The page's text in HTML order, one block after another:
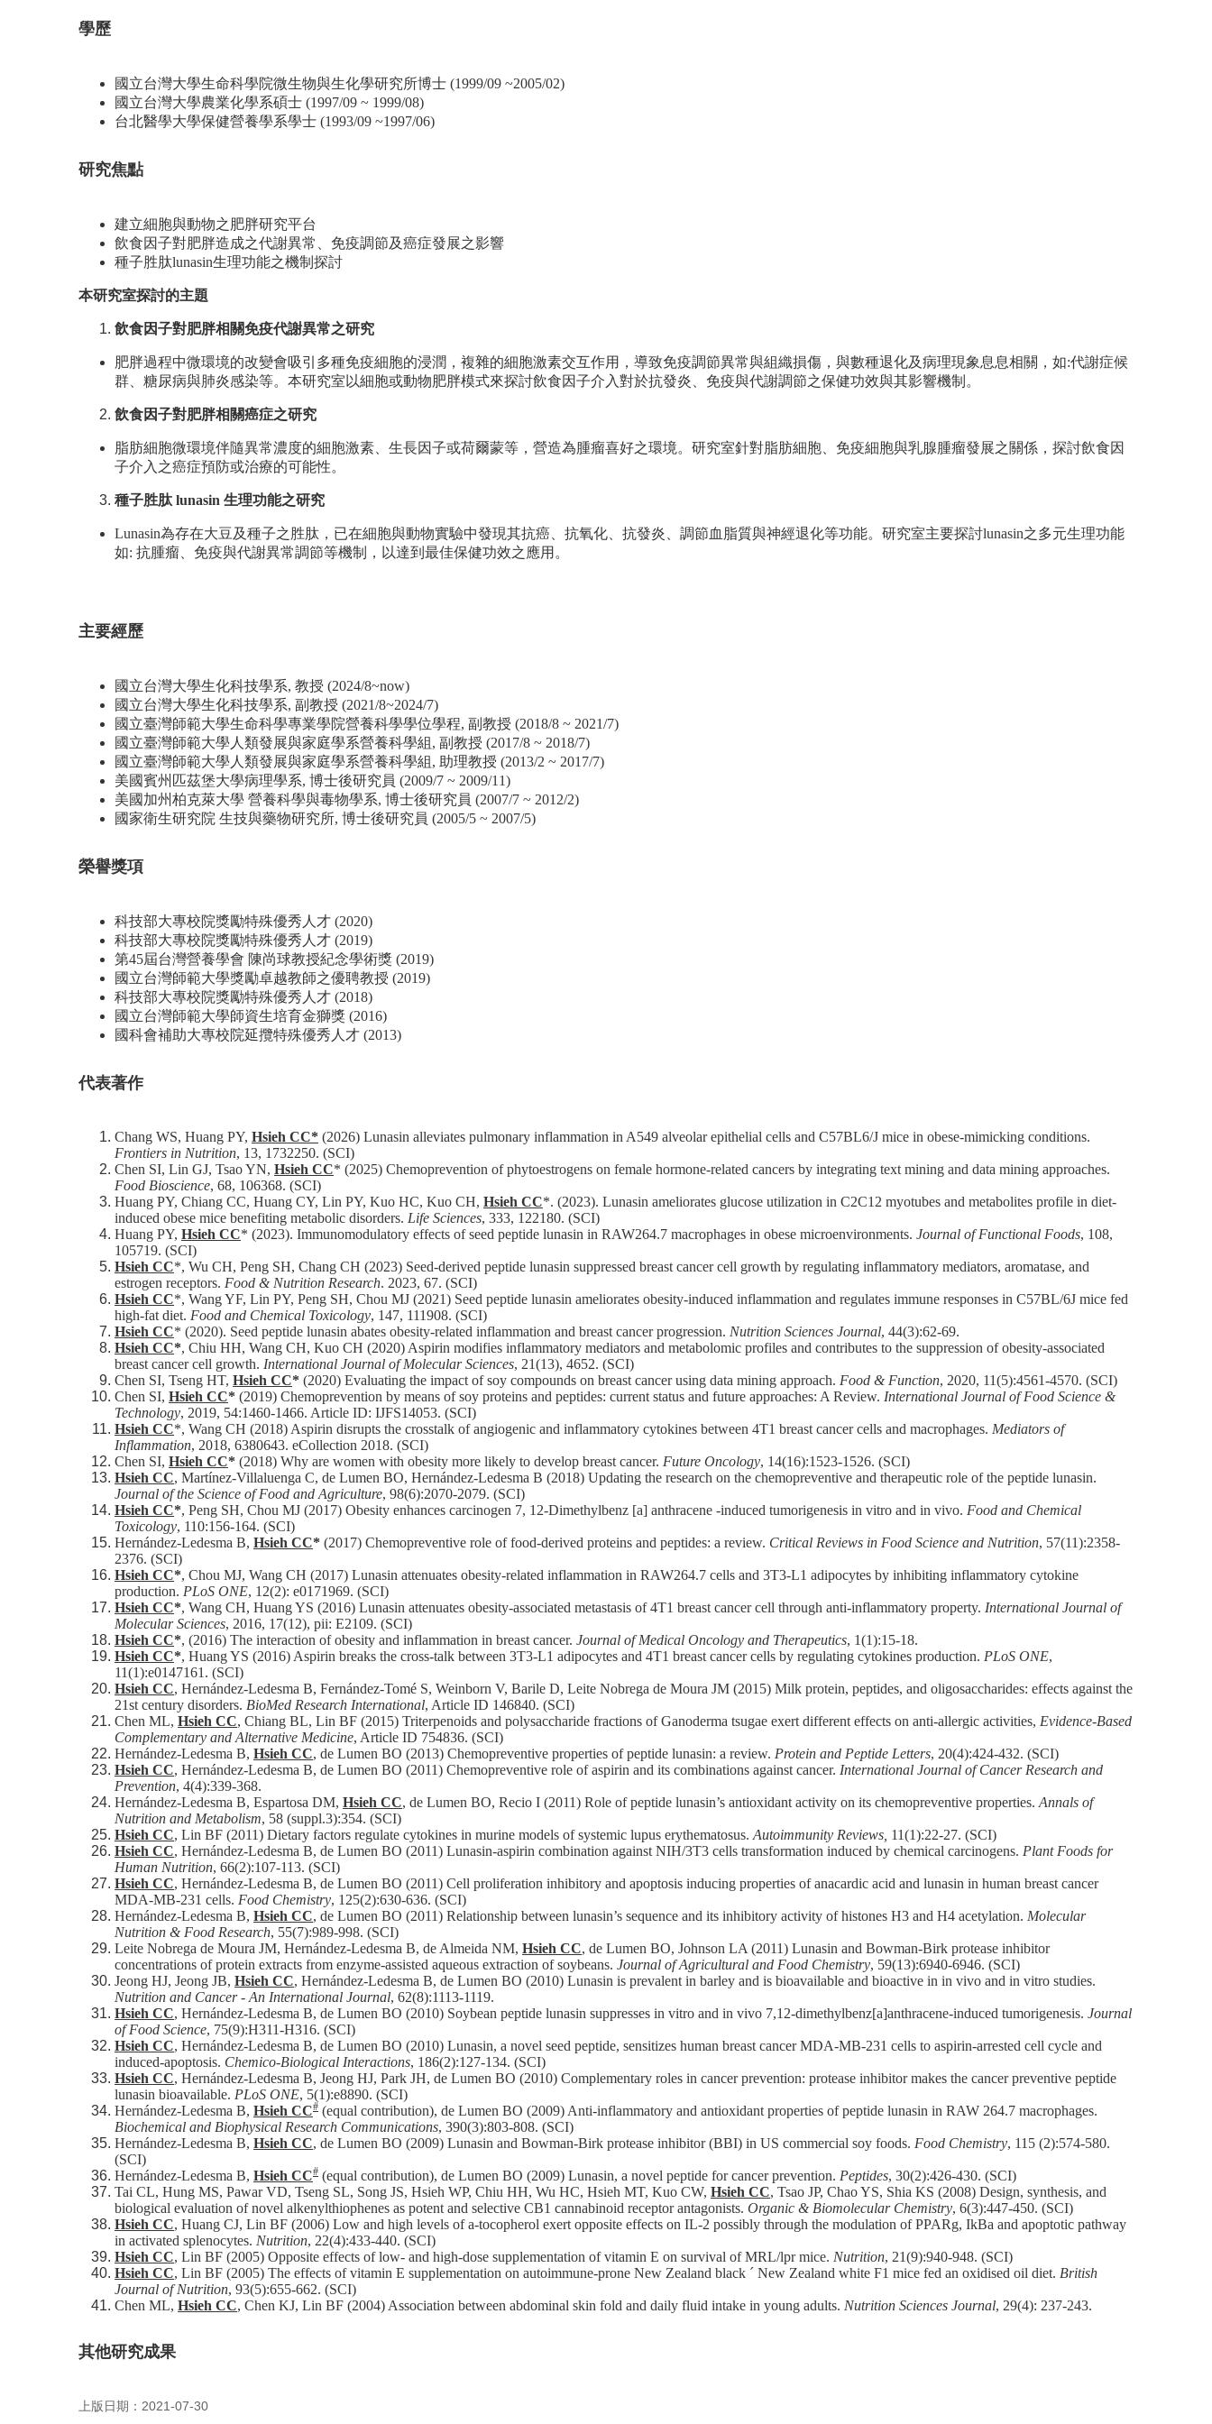
學歷
國立台灣大學生命科學院微生物與生化學研究所博士 (1999/09 ~2005/02)
國立台灣大學農業化學系碩士 (1997/09 ~ 1999/08)
台北醫學大學保健營養學系學士 (1993/09 ~1997/06)
研究焦點
建立細胞與動物之肥胖研究平台
飲食因子對肥胖造成之代謝異常、免疫調節及癌症發展之影響
種子胜肽lunasin生理功能之機制探討
本研究室探討的主題
飲食因子對肥胖相關免疫代謝異常之研究
肥胖過程中微環境的改變會吸引多種免疫細胞的浸潤，複雜的細胞激素交互作用，導致免疫調節異常與組織損傷，與數種退化及病理現象息息相關，如:代謝症候
群、糖尿病與肺炎感染等。本研究室以細胞或動物肥胖模式來探討飲食因子介入對於抗發炎、免疫與代謝調節之保健功效與其影響機制。
飲食因子對肥胖相關癌症之研究
脂肪細胞微環境伴隨異常濃度的細胞激素、生長因子或荷爾蒙等，營造為腫瘤喜好之環境。研究室針對脂肪細胞、免疫細胞與乳腺腫瘤發展之關係，探討飲食因
子介入之癌症預防或治療的可能性。
種子胜肽 lunasin 生理功能之研究
Lunasin為存在大豆及種子之胜肽，已在細胞與動物實驗中發現其抗癌、抗氧化、抗發炎、調節血脂質與神經退化等功能。研究室主要探討lunasin之多元生理功能
如: 抗腫瘤、免疫與代謝異常調節等機制，以達到最佳保健功效之應用。
主要經歷
國立台灣大學生化科技學系, 教授 (2024/8~now)
國立台灣大學生化科技學系, 副教授 (2021/8~2024/7)
國立臺灣師範大學生命科學專業學院營養科學學位學程, 副教授 (2018/8 ~ 2021/7)
國立臺灣師範大學人類發展與家庭學系營養科學組, 副教授 (2017/8 ~ 2018/7)
國立臺灣師範大學人類發展與家庭學系營養科學組, 助理教授 (2013/2 ~ 2017/7)
美國賓州匹茲堡大學病理學系, 博士後研究員 (2009/7 ~ 2009/11)
美國加州柏克萊大學 營養科學與毒物學系, 博士後研究員 (2007/7 ~ 2012/2)
國家衛生研究院 生技與藥物研究所, 博士後研究員 (2005/5 ~ 2007/5)
榮譽獎項
科技部大專校院獎勵特殊優秀人才 (2020)
科技部大專校院獎勵特殊優秀人才 (2019)
第45屆台灣營養學會 陳尚球教授紀念學術獎 (2019)
國立台灣師範大學獎勵卓越教師之優聘教授 (2019)
科技部大專校院獎勵特殊優秀人才 (2018)
國立台灣師範大學師資生培育金獅獎 (2016)
國科會補助大專校院延攬特殊優秀人才 (2013)
代表著作
Chang WS, Huang PY, Hsieh CC* (2026) Lunasin alleviates pulmonary inflammation in A549 alveolar epithelial cells and C57BL6/J mice in obese-mimicking conditions.
Frontiers in Nutrition, 13, 1732250. (SCI)
Chen SI, Lin GJ, Tsao YN, Hsieh CC* (2025) Chemoprevention of phytoestrogens on female hormone-related cancers by integrating text mining and data mining approaches.
Food Bioscience, 68, 106368. (SCI)
Huang PY, Chiang CC, Huang CY, Lin PY, Kuo HC, Kuo CH, Hsieh CC*. (2023). Lunasin ameliorates glucose utilization in C2C12 myotubes and metabolites profile in diet-
induced obese mice benefiting metabolic disorders. Life Sciences, 333, 122180. (SCI)
Huang PY, Hsieh CC* (2023). Immunomodulatory effects of seed peptide lunasin in RAW264.7 macrophages in obese microenvironments. Journal of Functional Foods, 108,
105719. (SCI)
Hsieh CC*, Wu CH, Peng SH, Chang CH (2023) Seed-derived peptide lunasin suppressed breast cancer cell growth by regulating inflammatory mediators, aromatase, and
estrogen receptors. Food & Nutrition Research. 2023, 67. (SCI)
Hsieh CC*, Wang YF, Lin PY, Peng SH, Chou MJ (2021) Seed peptide lunasin ameliorates obesity-induced inflammation and regulates immune responses in C57BL/6J mice fed
high-fat diet. Food and Chemical Toxicology, 147, 111908. (SCI)
Hsieh CC* (2020). Seed peptide lunasin abates obesity-related inflammation and breast cancer progression. Nutrition Sciences Journal, 44(3):62-69.
Hsieh CC*, Chiu HH, Wang CH, Kuo CH (2020) Aspirin modifies inflammatory mediators and metabolomic profiles and contributes to the suppression of obesity-associated
breast cancer cell growth. International Journal of Molecular Sciences, 21(13), 4652. (SCI)
Chen SI, Tseng HT, Hsieh CC* (2020) Evaluating the impact of soy compounds on breast cancer using data mining approach. Food & Function, 2020, 11(5):4561-4570. (SCI)
Chen SI, Hsieh CC* (2019) Chemoprevention by means of soy proteins and peptides: current status and future approaches: A Review. International Journal of Food Science &
Technology, 2019, 54:1460-1466. Article ID: IJFS14053. (SCI)
Hsieh CC*, Wang CH (2018) Aspirin disrupts the crosstalk of angiogenic and inflammatory cytokines between 4T1 breast cancer cells and macrophages. Mediators of
Inflammation, 2018, 6380643. eCollection 2018. (SCI)
Chen SI, Hsieh CC* (2018) Why are women with obesity more likely to develop breast cancer. Future Oncology, 14(16):1523-1526. (SCI)
Hsieh CC, Martínez-Villaluenga C, de Lumen BO, Hernández-Ledesma B (2018) Updating the research on the chemopreventive and therapeutic role of the peptide lunasin.
Journal of the Science of Food and Agriculture, 98(6):2070-2079. (SCI)
Hsieh CC*, Peng SH, Chou MJ (2017) Obesity enhances carcinogen 7, 12-Dimethylbenz [a] anthracene -induced tumorigenesis in vitro and in vivo. Food and Chemical
Toxicology, 110:156-164. (SCI)
Hernández-Ledesma B, Hsieh CC* (2017) Chemopreventive role of food-derived proteins and peptides: a review. Critical Reviews in Food Science and Nutrition, 57(11):2358-
2376. (SCI)
Hsieh CC*, Chou MJ, Wang CH (2017) Lunasin attenuates obesity-related inflammation in RAW264.7 cells and 3T3-L1 adipocytes by inhibiting inflammatory cytokine
production. PLoS ONE, 12(2): e0171969. (SCI)
Hsieh CC*, Wang CH, Huang YS (2016) Lunasin attenuates obesity-associated metastasis of 4T1 breast cancer cell through anti-inflammatory property. International Journal of
Molecular Sciences, 2016, 17(12), pii: E2109. (SCI)
Hsieh CC*, (2016) The interaction of obesity and inflammation in breast cancer. Journal of Medical Oncology and Therapeutics, 1(1):15-18.
Hsieh CC*, Huang YS (2016) Aspirin breaks the cross-talk between 3T3-L1 adipocytes and 4T1 breast cancer cells by regulating cytokines production. PLoS ONE,
11(1):e0147161. (SCI)
Hsieh CC, Hernández-Ledesma B, Fernández-Tomé S, Weinborn V, Barile D, Leite Nobrega de Moura JM (2015) Milk protein, peptides, and oligosaccharides: effects against the
21st century disorders. BioMed Research International, Article ID 146840. (SCI)
Chen ML, Hsieh CC, Chiang BL, Lin BF (2015) Triterpenoids and polysaccharide fractions of Ganoderma tsugae exert different effects on anti-allergic activities, Evidence-Based
Complementary and Alternative Medicine, Article ID 754836. (SCI)
Hernández-Ledesma B, Hsieh CC, de Lumen BO (2013) Chemopreventive properties of peptide lunasin: a review. Protein and Peptide Letters, 20(4):424-432. (SCI)
Hsieh CC, Hernández-Ledesma B, de Lumen BO (2011) Chemopreventive role of aspirin and its combinations against cancer. International Journal of Cancer Research and
Prevention, 4(4):339-368.
Hernández-Ledesma B, Espartosa DM, Hsieh CC, de Lumen BO, Recio I (2011) Role of peptide lunasin’s antioxidant activity on its chemopreventive properties. Annals of
Nutrition and Metabolism, 58 (suppl.3):354. (SCI)
Hsieh CC, Lin BF (2011) Dietary factors regulate cytokines in murine models of systemic lupus erythematosus. Autoimmunity Reviews, 11(1):22-27. (SCI)
Hsieh CC, Hernández-Ledesma B, de Lumen BO (2011) Lunasin-aspirin combination against NIH/3T3 cells transformation induced by chemical carcinogens. Plant Foods for
Human Nutrition, 66(2):107-113. (SCI)
Hsieh CC, Hernández-Ledesma B, de Lumen BO (2011) Cell proliferation inhibitory and apoptosis inducing properties of anacardic acid and lunasin in human breast cancer
MDA-MB-231 cells. Food Chemistry, 125(2):630-636. (SCI)
Hernández-Ledesma B, Hsieh CC, de Lumen BO (2011) Relationship between lunasin’s sequence and its inhibitory activity of histones H3 and H4 acetylation. Molecular
Nutrition & Food Research, 55(7):989-998. (SCI)
Leite Nobrega de Moura JM, Hernández-Ledesma B, de Almeida NM, Hsieh CC, de Lumen BO, Johnson LA (2011) Lunasin and Bowman-Birk protease inhibitor
concentrations of protein extracts from enzyme-assisted aqueous extraction of soybeans. Journal of Agricultural and Food Chemistry, 59(13):6940-6946. (SCI)
Jeong HJ, Jeong JB, Hsieh CC, Hernández-Ledesma B, de Lumen BO (2010) Lunasin is prevalent in barley and is bioavailable and bioactive in in vivo and in vitro studies.
Nutrition and Cancer - An International Journal, 62(8):1113-1119.
Hsieh CC, Hernández-Ledesma B, de Lumen BO (2010) Soybean peptide lunasin suppresses in vitro and in vivo 7,12-dimethylbenz[a]anthracene-induced tumorigenesis. Journal
of Food Science, 75(9):H311-H316. (SCI)
Hsieh CC, Hernández-Ledesma B, de Lumen BO (2010) Lunasin, a novel seed peptide, sensitizes human breast cancer MDA-MB-231 cells to aspirin-arrested cell cycle and
induced-apoptosis. Chemico-Biological Interactions, 186(2):127-134. (SCI)
Hsieh CC, Hernández-Ledesma B, Jeong HJ, Park JH, de Lumen BO (2010) Complementary roles in cancer prevention: protease inhibitor makes the cancer preventive peptide
lunasin bioavailable. PLoS ONE, 5(1):e8890. (SCI)
Hernández-Ledesma B, Hsieh CC# (equal contribution), de Lumen BO (2009) Anti-inflammatory and antioxidant properties of peptide lunasin in RAW 264.7 macrophages.
Biochemical and Biophysical Research Communications, 390(3):803-808. (SCI)
Hernández-Ledesma B, Hsieh CC, de Lumen BO (2009) Lunasin and Bowman-Birk protease inhibitor (BBI) in US commercial soy foods. Food Chemistry, 115 (2):574-580.
(SCI)
Hernández-Ledesma B, Hsieh CC# (equal contribution), de Lumen BO (2009) Lunasin, a novel peptide for cancer prevention. Peptides, 30(2):426-430. (SCI)
Tai CL, Hung MS, Pawar VD, Tseng SL, Song JS, Hsieh WP, Chiu HH, Wu HC, Hsieh MT, Kuo CW, Hsieh CC, Tsao JP, Chao YS, Shia KS (2008) Design, synthesis, and
biological evaluation of novel alkenylthiophenes as potent and selective CB1 cannabinoid receptor antagonists. Organic & Biomolecular Chemistry, 6(3):447-450. (SCI)
Hsieh CC, Huang CJ, Lin BF (2006) Low and high levels of a-tocopherol exert opposite effects on IL-2 possibly through the modulation of PPARg, IkBa and apoptotic pathway
in activated splenocytes. Nutrition, 22(4):433-440. (SCI)
Hsieh CC, Lin BF (2005) Opposite effects of low- and high-dose supplementation of vitamin E on survival of MRL/lpr mice. Nutrition, 21(9):940-948. (SCI)
Hsieh CC, Lin BF (2005) The effects of vitamin E supplementation on autoimmune-prone New Zealand black ´ New Zealand white F1 mice fed an oxidised oil diet. British
Journal of Nutrition, 93(5):655-662. (SCI)
Chen ML, Hsieh CC, Chen KJ, Lin BF (2004) Association between abdominal skin fold and daily fluid intake in young adults. Nutrition Sciences Journal, 29(4): 237-243.
其他研究成果
上版日期：2021-07-30